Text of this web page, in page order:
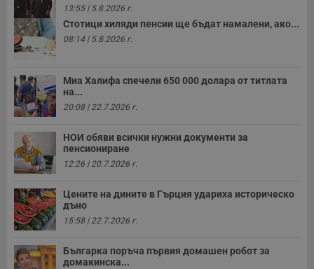
13:55 | 5.8.2026 г.
Стотици хиляди пенсии ще бъдат намалени, ако...
08:14 | 5.8.2026 г.
Миа Халифа спечели 650 000 долара от титлата
на...
20:08 | 22.7.2026 г.
НОИ обяви всички нужни документи за
пенсиониране
12:26 | 20.7.2026 г.
Цените на дините в Гърция удариха историческо
дъно
15:58 | 22.7.2026 г.
Българка поръча първия домашен робот за
домакинска...